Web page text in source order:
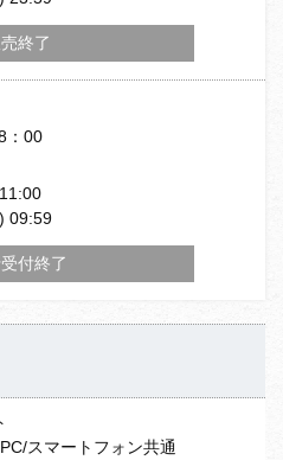
終了
：00
09:59
付終了
スマートフォン共通